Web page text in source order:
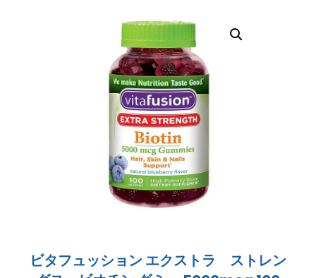
ビタフュッション エクストラ ストレン